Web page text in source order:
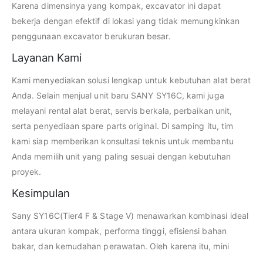
Karena dimensinya yang kompak, excavator ini dapat
bekerja dengan efektif di lokasi yang tidak memungkinkan
penggunaan excavator berukuran besar.
Layanan Kami
Kami menyediakan solusi lengkap untuk kebutuhan alat berat
Anda. Selain menjual unit baru SANY SY16C, kami juga
melayani rental alat berat, servis berkala, perbaikan unit,
serta penyediaan spare parts original. Di samping itu, tim
kami siap memberikan konsultasi teknis untuk membantu
Anda memilih unit yang paling sesuai dengan kebutuhan
proyek.
Kesimpulan
Sany SY16C(Tier4 F & Stage Ⅴ) menawarkan kombinasi ideal
antara ukuran kompak, performa tinggi, efisiensi bahan
bakar, dan kemudahan perawatan. Oleh karena itu, mini